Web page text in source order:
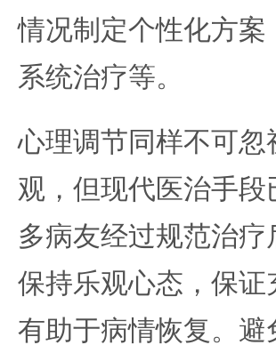
情况制定个性化方
系统治疗等。
心理调节同样不可
观，但现代医治手
多病友经过规范治
保持乐观心态，保
有助于病情恢复。